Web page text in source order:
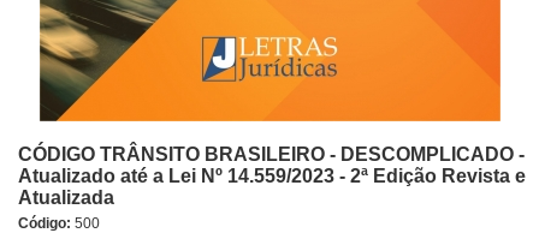
CÓDIGO TRÂNSITO BRASILEIRO - DESCOMPLICADO -
Atualizado até a Lei Nº 14.559/2023 - 2ª Edição Revista e
Atualizada
Código: 500